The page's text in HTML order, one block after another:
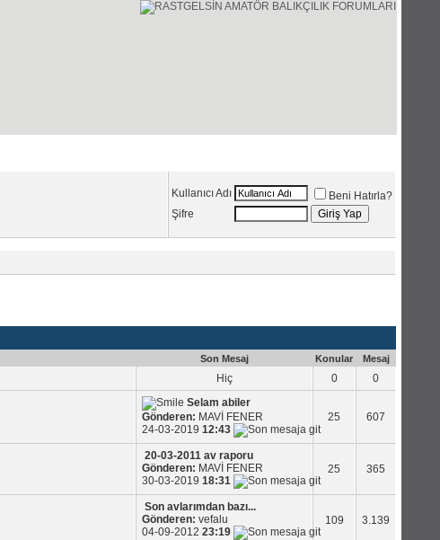
Kullanıcı Adı
Beni Hatırla?
Şifre
Son Mesaj Konular Mesaj
Hiç 0 0
Selam abiler
Gönderen: MAVİ FENER
24-03-201912:43
25 607
20-03-2011 av raporu
Gönderen: MAVİ FENER
30-03-201918:31
25 365
Son avlarımdan bazı...
Gönderen: vefalu
04-09-201223:19
109 3.139